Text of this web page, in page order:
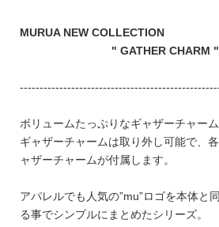
FEATURE
MURUA NEW COLLECTION
" GATHER CHARM "
ボリュームたっぷりなギャザーチャー
ギャザーチャームは取り外し可能で、
ャザーチャームが付属します。
アパレルでも人気の”mu”ロゴを本体と
る事でシンプルにまとめたシリーズ。